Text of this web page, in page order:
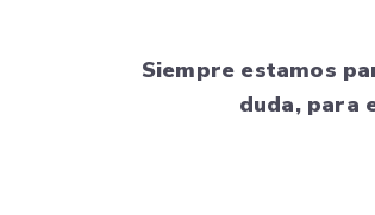
Siempre estamos
duda, para